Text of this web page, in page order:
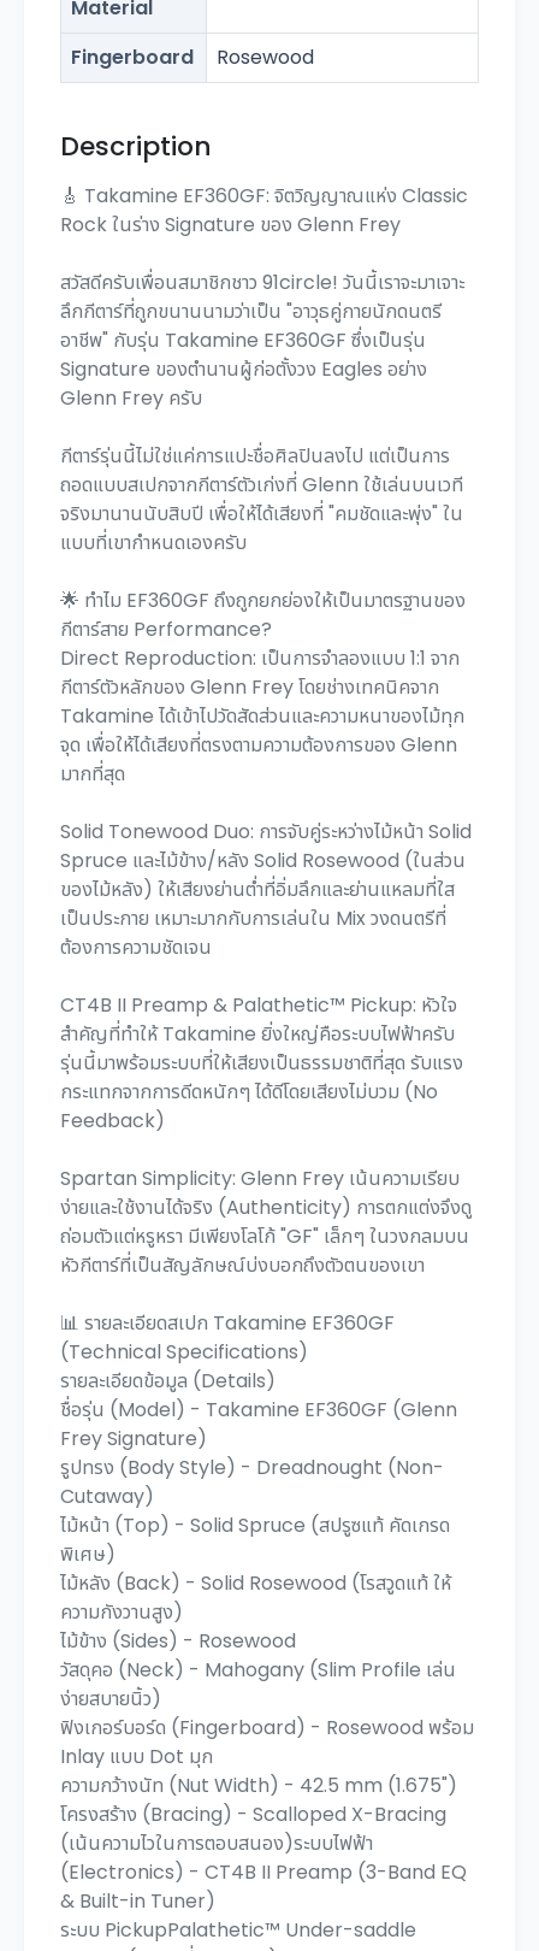
Material
Fingerboard Rosewood
Description
🎸 Takamine EF360GF: จิตวิญญาณแห่ง Classic
Rock ในร่าง Signature ของ Glenn Frey
สวัสดีครับเพื่อนสมาชิกชาว 91circle! วันนี้เราจะมาเจาะ
ลึกกีตาร์ที่ถูกขนานนามว่าเป็น "อาวุธคู่กายนักดนตรี
อาชีพ" กับรุ่น Takamine EF360GF ซึ่งเป็นรุ่น
Signature ของตำนานผู้ก่อตั้งวง Eagles อย่าง
Glenn Frey ครับ
กีตาร์รุ่นนี้ไม่ใช่แค่การแปะชื่อศิลปินลงไป แต่เป็นการ
ถอดแบบสเปกจากกีตาร์ตัวเก่งที่ Glenn ใช้เล่นบนเวที
จริงมานานนับสิบปี เพื่อให้ได้เสียงที่ "คมชัดและพุ่ง" ใน
แบบที่เขากำหนดเองครับ
🌟 ทำไม EF360GF ถึงถูกยกย่องให้เป็นมาตรฐานของ
กีตาร์สาย Performance?
Direct Reproduction: เป็นการจำลองแบบ 1:1 จาก
กีตาร์ตัวหลักของ Glenn Frey โดยช่างเทคนิคจาก
Takamine ได้เข้าไปวัดสัดส่วนและความหนาของไม้ทุก
จุด เพื่อให้ได้เสียงที่ตรงตามความต้องการของ Glenn
มากที่สุด
Solid Tonewood Duo: การจับคู่ระหว่างไม้หน้า Solid
Spruce และไม้ข้าง/หลัง Solid Rosewood (ในส่วน
ของไม้หลัง) ให้เสียงย่านต่ำที่อิ่มลึกและย่านแหลมที่ใส
เป็นประกาย เหมาะมากกับการเล่นใน Mix วงดนตรีที่
ต้องการความชัดเจน
CT4B II Preamp & Palathetic™ Pickup: หัวใจ
สำคัญที่ทำให้ Takamine ยิ่งใหญ่คือระบบไฟฟ้าครับ
รุ่นนี้มาพร้อมระบบที่ให้เสียงเป็นธรรมชาติที่สุด รับแรง
กระแทกจากการดีดหนักๆ ได้ดีโดยเสียงไม่บวม (No
Feedback)
Spartan Simplicity: Glenn Frey เน้นความเรียบ
ง่ายและใช้งานได้จริง (Authenticity) การตกแต่งจึงดู
ถ่อมตัวแต่หรูหรา มีเพียงโลโก้ "GF" เล็กๆ ในวงกลมบน
หัวกีตาร์ที่เป็นสัญลักษณ์บ่งบอกถึงตัวตนของเขา
📊 รายละเอียดสเปก Takamine EF360GF
(Technical Specifications)
รายละเอียดข้อมูล (Details)
ชื่อรุ่น (Model) - Takamine EF360GF (Glenn
Frey Signature)
รูปทรง (Body Style) - Dreadnought (Non-
Cutaway)
ไม้หน้า (Top) - Solid Spruce (สปรูซแท้ คัดเกรด
พิเศษ)
ไม้หลัง (Back) - Solid Rosewood (โรสวูดแท้ ให้
ความกังวานสูง)
ไม้ข้าง (Sides) - Rosewood
วัสดุคอ (Neck) - Mahogany (Slim Profile เล่น
ง่ายสบายนิ้ว)
ฟิงเกอร์บอร์ด (Fingerboard) - Rosewood พร้อม
Inlay แบบ Dot มุก
ความกว้างนัท (Nut Width) - 42.5 mm (1.675")
โครงสร้าง (Bracing) - Scalloped X-Bracing
(เน้นความไวในการตอบสนอง)ระบบไฟฟ้า
(Electronics) - CT4B II Preamp (3-Band EQ
& Built-in Tuner)
ระบบ PickupPalathetic™ Under-saddle